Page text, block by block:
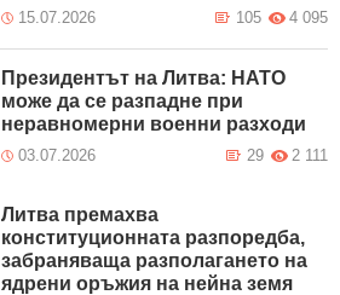
15.07.2026 4 095
105
Президентът на Литва: НАТО
може да се разпадне при
неравномерни военни разходи
03.07.2026 2 111
29
Литва премахва
конституционната разпоредба,
забраняваща разполагането на
ядрени оръжия на нейна земя